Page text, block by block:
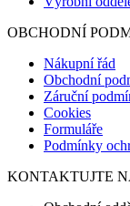
OBCHODNÍ
Nákupní řád
Obchodní
Záruční
Cookies
Formuláře
Podmínky
KONTAKTUJTE